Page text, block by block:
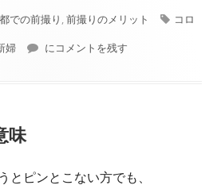
での前撮り ,前撮りのメリット
タ
コロ
婦 コロナ禍でも憧れは京都で和装で前撮
にコメントを残す
味
とピンとこない方でも、